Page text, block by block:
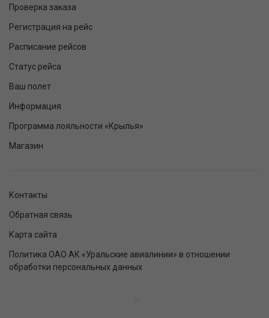
Проверка заказа
Регистрация на рейс
Расписание рейсов
Статус рейса
Ваш полет
Информация
Программа лояльности «Крылья»
Магазин
Контакты
Обратная связь
Карта сайта
Политика ОАО АК «Уральские авиалинии» в отношении
обработки персональных данных